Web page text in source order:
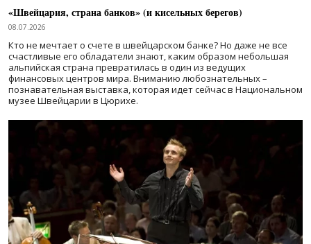
«Швейцария, страна банков» (и кисельных берегов)
08.07.2026
Кто не мечтает о счете в швейцарском банке? Но даже не все
счастливые его обладатели знают, каким образом небольшая
альпийская страна превратилась в один из ведущих
финансовых центров мира. Вниманию любознательных –
познавательная выставка, которая идет сейчас в Национальном
музее Швейцарии в Цюрихе.